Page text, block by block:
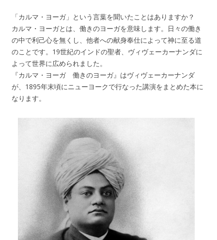
「カルマ・ヨーガ」という言葉を聞いたことはありますか？
カルマ・ヨーガとは、働きのヨーガを意味します。日々の働き
の中で利己心を無くし、他者への献身奉仕によって神に至る道
のことです。19世紀のインドの聖者、ヴィヴェーカーナンダに
よって世界に広められました。
『カルマ・ヨーガ 働きのヨーガ』はヴィヴェーカーナンダ
が、1895年末頃にニューヨークで行なった講演をまとめた本に
なります。